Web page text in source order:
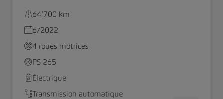
64’700 km
6/2022
4 roues motrices
PS 265
Électrique
Transmission automatique